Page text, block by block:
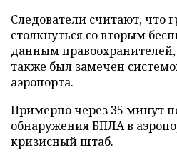
Следователи считают, что
столкнуться со вторым
данным правоохранителей,
также был замечен
аэропорта.
Примерно через 35 минут
обнаружения БПЛА в
кризисный штаб.